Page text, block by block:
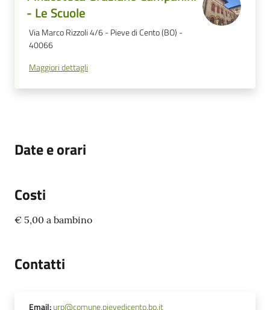
- Le Scuole
Via Marco Rizzoli 4/6 - Pieve di Cento (BO) -
40066
Maggiori dettagli
Date e orari
Costi
€ 5,00 a bambino
Contatti
Email:urp@comune.pievedicento.bo.it